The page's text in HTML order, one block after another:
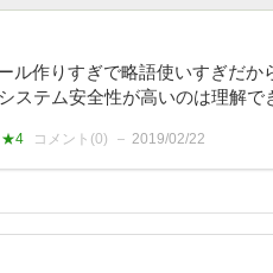
ル作りすぎで略語使いすぎだか
ステム安全性が高いのは理解で
★4 コメント(0) 2019/02/22